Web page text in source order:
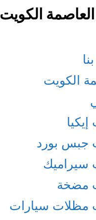
الكويت
الكويت
جبس بورد
سيراميك
مضخة
مظلات سيارات